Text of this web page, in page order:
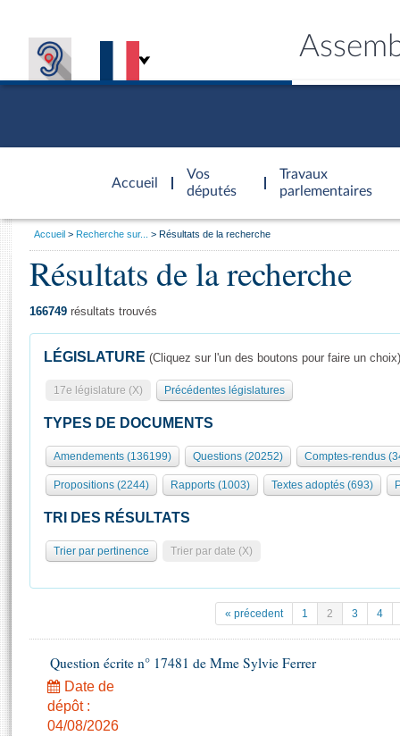
Accueil
d'accueil
Vos
députés
Travaux
parlementaires
Présidence
577 députés
Groupes politiques
Séance publique
Commissions et autres organes
Europe et International
Pétitions
Projets de loi
Propositions de loi
Amendements
Textes adoptés
Général
Rôle et pouvoirs de l'Assemblée
Organisation de l'Assemblée
Présidence Conférence des Présidents Bureau Collège des
Statistiques et chiffres clés
( Constitution | Règlement de l'Assemblée ... )
Histoire
Juniors
Visiter l'Assemblée
Visite virtuelle du palais Bourbon
Assister à une séance
Contacts et plan d'accès
Photos libres de droit
Vous
Accueil Recherche sur... Résultats de la recherche
Résultats de la recherche
166749 résultats trouvés
LÉGISLATURE (Cliquez sur l'un des boutons pour faire un choix)
17e législature (X) Précédentes législatures
TYPES DE DOCUMENTS
Amendements (136199) Questions (20252) Comptes-rendus
Propositions (2244) Rapports (1003) Textes adoptés (693)
TRI DES RÉSULTATS
Trier par pertinence Trier par date (X)
« précedent 1 2 3 4
Question écrite n° 17481 de Mme Sylvie Ferrer
Date de
dépôt :
04/08/2026